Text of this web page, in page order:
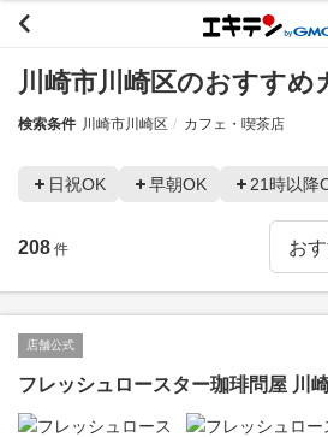
川崎市川崎区のおすすめ
検索条件 川崎市川崎区 カフェ・喫茶店
日祝OK 早朝OK 21時以降
208 件
店舗公式
フレッシュロースター珈琲問屋 川